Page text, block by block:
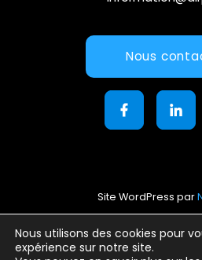
Nous utilisons des cookies pour
expérience sur notre site.
Nous
Site WordPress par
Mentions
Conditions générales